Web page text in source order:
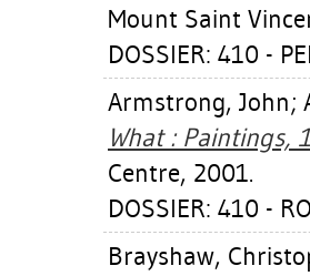
Mount Saint
DOSSIER: 410 -
Armstrong, John;
What : Paintings,
Centre, 2001.
DOSSIER: 410 -
Brayshaw,